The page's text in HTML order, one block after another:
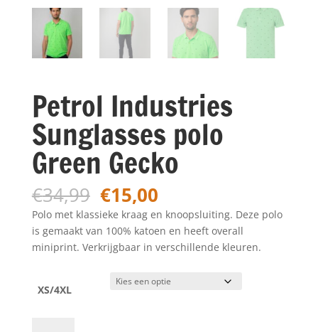
Petrol Industries
Sunglasses polo
Green Gecko
€34,99 Oorspronkelijke
prijs
was:
€34,99.
€15,00Huidige
prijs
is:
€15,00.
Polo met klassieke kraag en knoopsluiting. Deze polo
is gemaakt van 100% katoen en heeft overall
miniprint. Verkrijgbaar in verschillende kleuren.
XS/4XL